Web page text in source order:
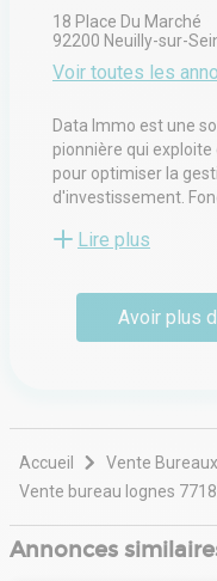
18 Place Du Marché
92200 Neuilly-sur-
Voir toutes les
Data Immo est une
pionnière qui
pour optimiser la
d'investissement.
d'informations
transparence et
société permet aux
immobiliers et aux
Lire plus
Avoir plus
Accueil Vente Bureaux
Vente bureau lognes
Annonces